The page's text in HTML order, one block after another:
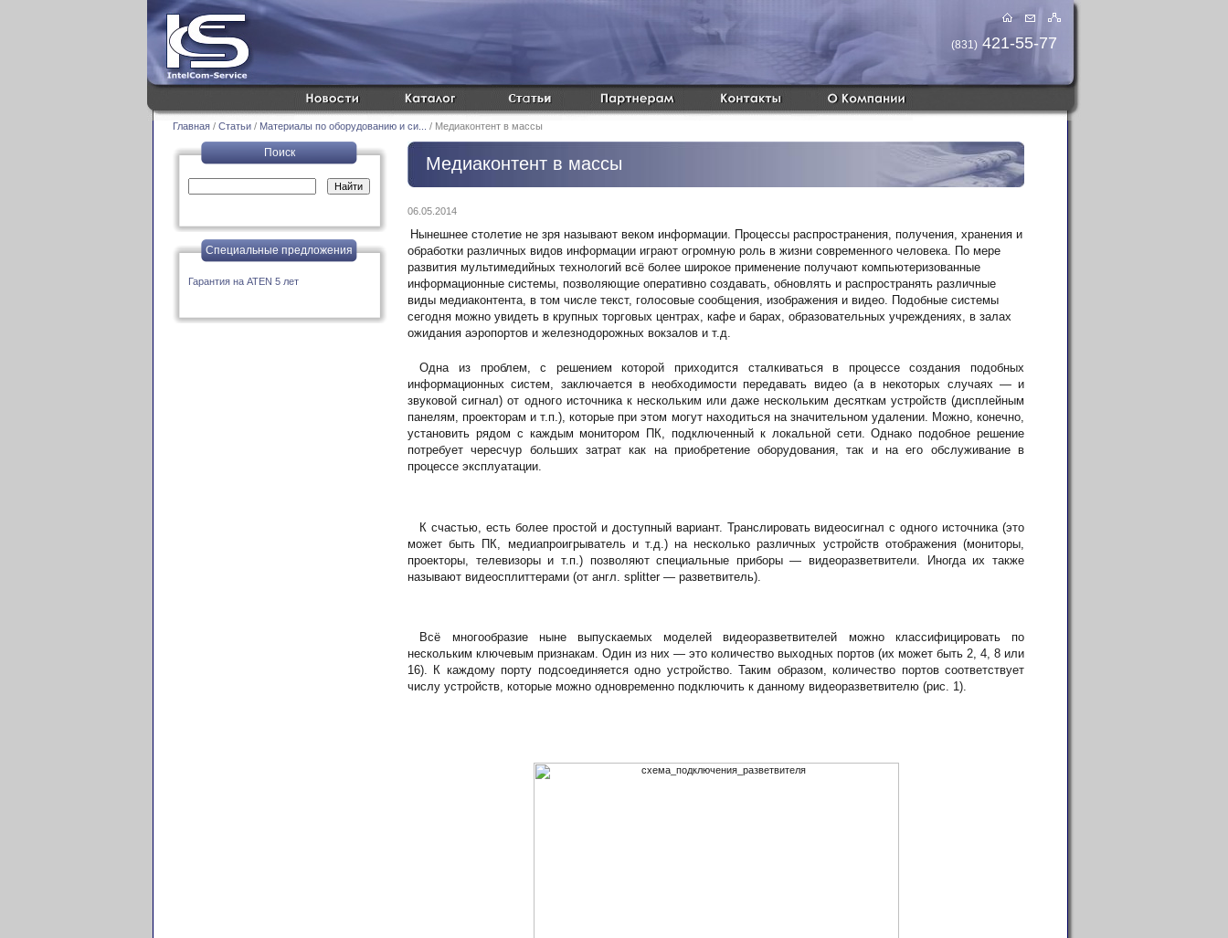
(831) 421-55-77
Главная / Статьи / Материалы по оборудованию и си... / Медиаконтент в массы
Поиск
Специальные предложения
Гарантия на ATEN 5 лет
Медиаконтент в массы
06.05.2014
Нынешнее столетие не зря называют веком информации. Процессы распространения, получения, хранения и
обработки различных видов информации играют огромную роль в жизни современного человека. По мере
развития мультимедийных технологий всё более широкое применение получают компьютеризованные
информационные системы, позволяющие оперативно создавать, обновлять и распространять различные
виды медиаконтента, в том числе текст, голосовые сообщения, изображения и видео. Подобные системы
сегодня можно увидеть в крупных торговых центрах, кафе и барах, образовательных учреждениях, в залах
ожидания аэропортов и железнодорожных вокзалов и т.д.
Одна из проблем, с решением которой приходится сталкиваться в процессе создания подобных
информационных систем, заключается в необходимости передавать видео (а в некоторых случаях — и
звуковой сигнал) от одного источника к нескольким или даже нескольким десяткам устройств (дисплейным
панелям, проекторам и т.п.), которые при этом могут находиться на значительном удалении. Можно, конечно,
установить рядом с каждым монитором ПК, подключенный к локальной сети. Однако подобное решение
потребует чересчур больших затрат как на приобретение оборудования, так и на его обслуживание в
процессе эксплуатации.
К счастью, есть более простой и доступный вариант. Транслировать видеосигнал с одного источника (это
может быть ПК, медиапроигрыватель и т.д.) на несколько различных устройств отображения (мониторы,
проекторы, телевизоры и т.п.) позволяют специальные приборы — видеоразветвители. Иногда их также
называют видеосплиттерами (от англ. splitter — разветвитель).
Всё многообразие ныне выпускаемых моделей видеоразветвителей можно классифицировать по
нескольким ключевым признакам. Один из них — это количество выходных портов (их может быть 2, 4, 8 или
16). К каждому порту подсоединяется одно устройство. Таким образом, количество портов соответствует
числу устройств, которые можно одновременно подключить к данному видеоразветвителю (рис. 1).